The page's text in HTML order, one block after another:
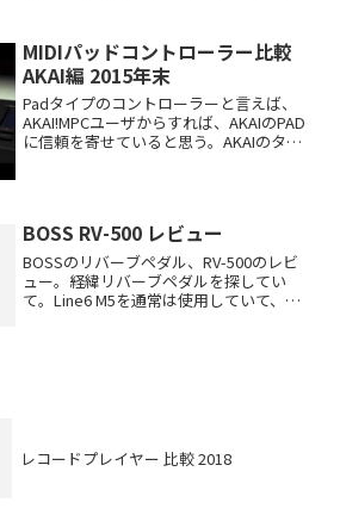
る。スタジオを持っているなら別だが、
宅録ユーザーからすると、アン...
MIDIパッドコントローラー比較
AKAI編 2015年末
Padタイプのコントローラーと言えば、
AKAI!MPCユーザからすれば、AKAIのPAD
に信頼を寄せていると思う。AKAIのタッ
BOSS RV-500 レビュー
BOSSのリバーブペダル、RV-500のレビ
ュー。経緯リバーブペダルを探してい
て。Line6 M5を通常は使用していて、未
レコードプレイヤー 比較 2018